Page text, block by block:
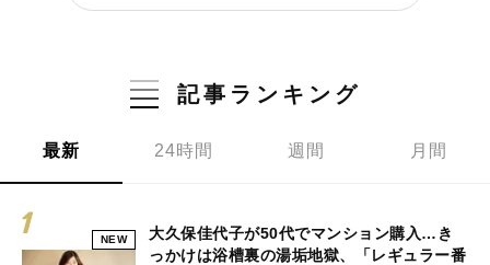
記事ランキング
最新 24時間 週間 月間
NEW
大久保佳代子が50代でマンション購入…き
っかけは浴槽裏の湯垢地獄、「レギュラー番